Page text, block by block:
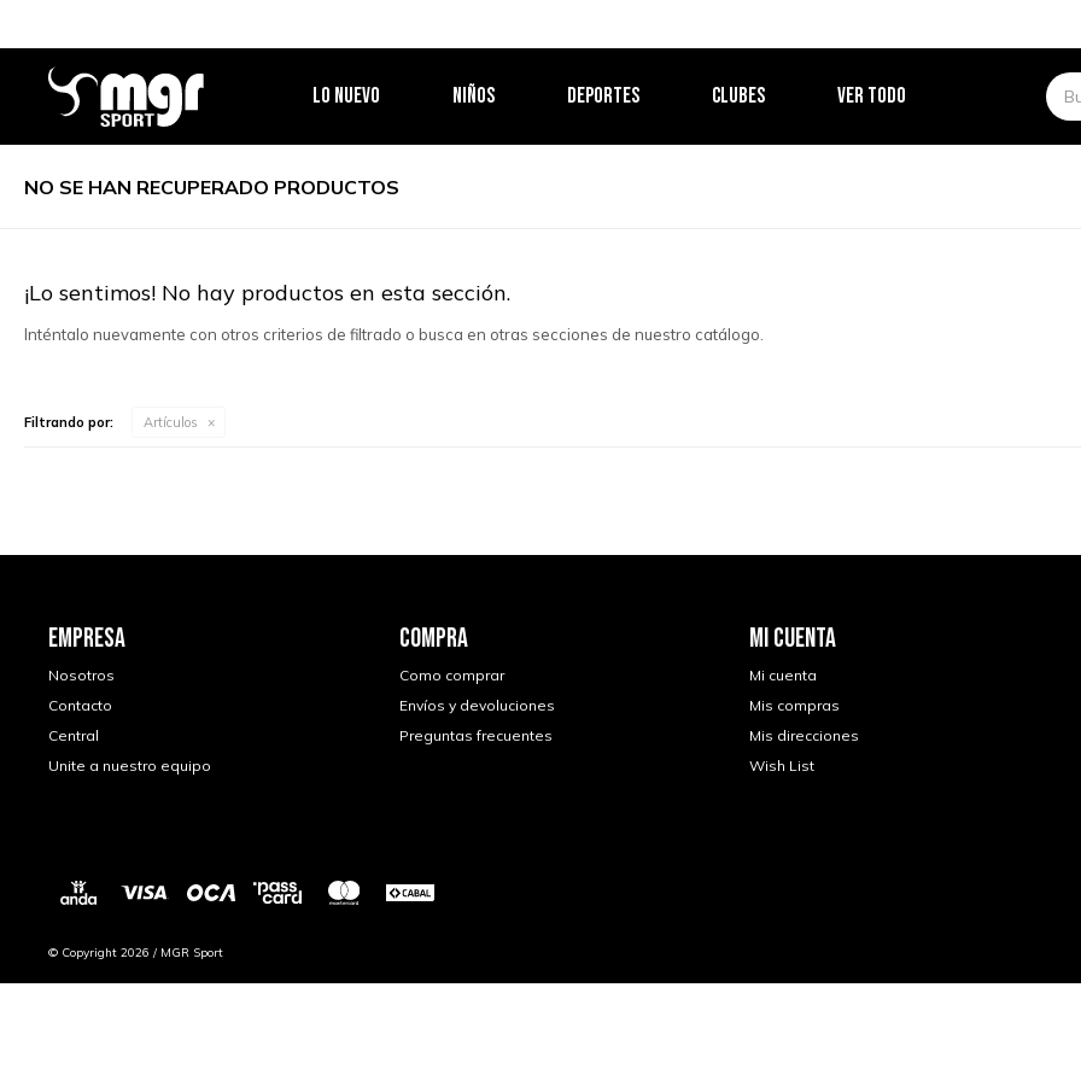
LO NUEVO NIÑOS DEPORTES CLUBES VER TODO
NO SE HAN RECUPERADO PRODUCTOS
¡Lo sentimos! No hay productos en esta sección.
Inténtalo nuevamente con otros criterios de filtrado o busca en otras secciones de nuestro catálogo.
Filtrando por: Artículos
EMPRESA
Nosotros
Contacto
Central
Unite a nuestro equipo
COMPRA
Como comprar
Envíos y devoluciones
Preguntas frecuentes
MI CUENTA
Mi cuenta
Mis compras
Mis direcciones
Wish List
© Copyright 2026 / MGR Sport